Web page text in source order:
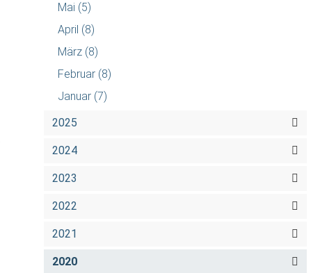
Mai (5)
April (8)
März (8)
Februar (8)
Januar (7)
2025
2024
2023
2022
2021
2020